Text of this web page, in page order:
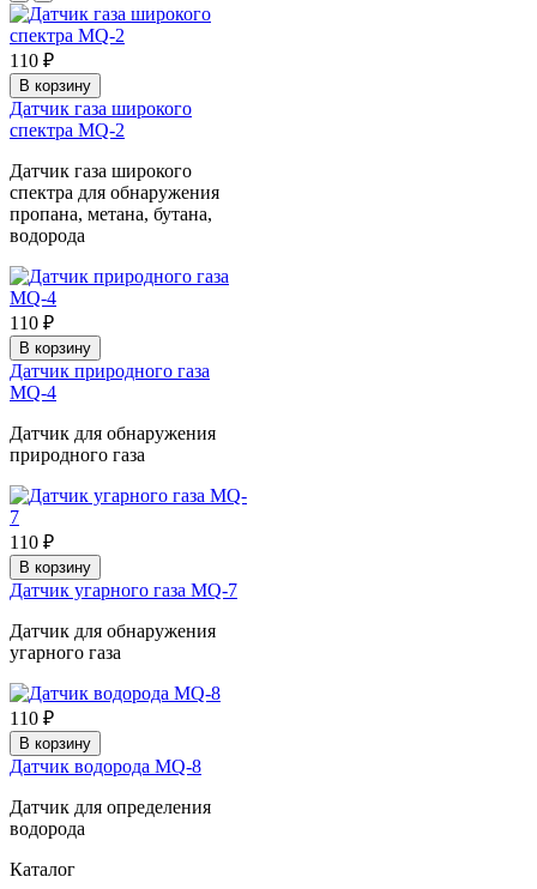
110 ₽
В корзину
Датчик газа широкого
спектра MQ-2
Датчик газа широкого
спектра для обнаружения
пропана, метана, бутана,
водорода
110 ₽
В корзину
Датчик природного газа
MQ-4
Датчик для обнаружения
природного газа
110 ₽
В корзину
Датчик угарного газа MQ-7
Датчик для обнаружения
угарного газа
110 ₽
В корзину
Датчик водорода MQ-8
Датчик для определения
водорода
Каталог